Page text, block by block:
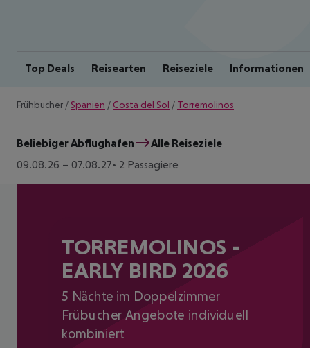
Top Deals Reisearten Reiseziele Informationen
Frühbucher / Spanien / Costa del Sol / Torremolinos
Beliebiger Abflughafen
Alle Reiseziele
09.08.26 – 07.08.27 2 Passagiere
TORREMOLINOS -
EARLY BIRD 2026
5 Nächte im Doppelzimmer
Frübucher Angebote individuell
kombiniert